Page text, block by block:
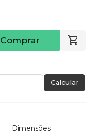
Comprar
Calcular
Dimensões